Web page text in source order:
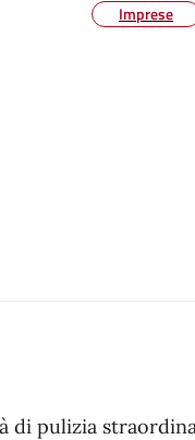
Imprese
di pulizia